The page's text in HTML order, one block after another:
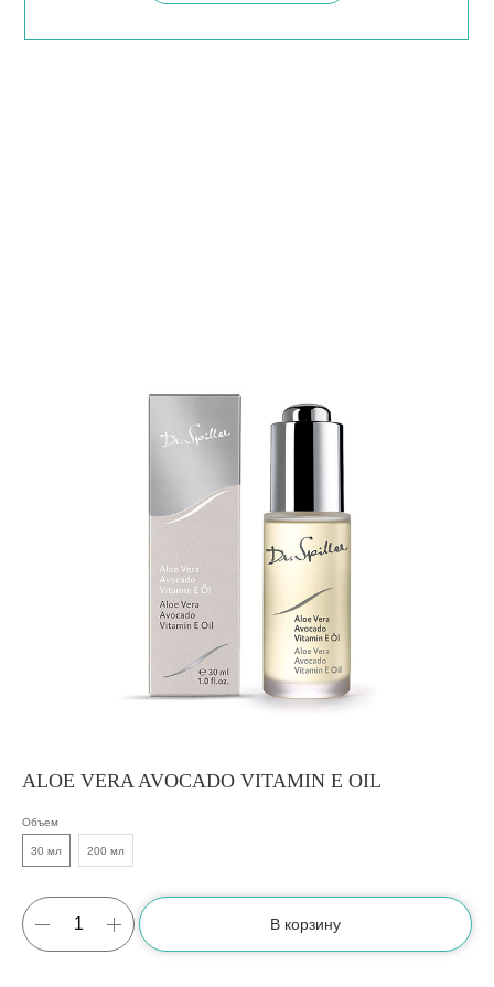
ALOE VERA AVOCADO VITAMIN E OIL
Объем
30 мл 200 мл
В корзину